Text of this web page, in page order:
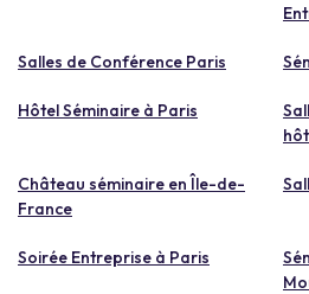
Salles de Conférence Paris
Hôtel Séminaire à Paris
Château séminaire en Île-de-
France
Soirée Entreprise à Paris